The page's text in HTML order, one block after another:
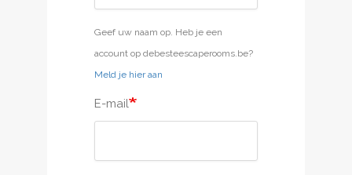
Geef uw naam op. Heb je een
account op debesteescaperooms.be?
Meld je hier aan
E-mail